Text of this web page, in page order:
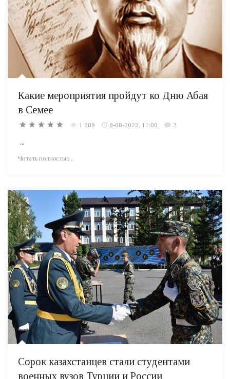
Какие мероприятия пройдут ко Дню Абая
в Семее
1 089 8-08-2022, 11:00 2
...
Читать полностью...
Сорок казахстанцев стали студентами
военных вузов Турции и России